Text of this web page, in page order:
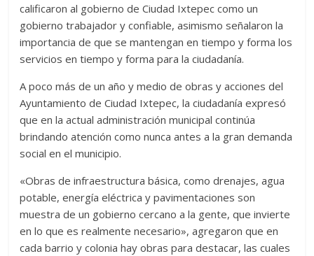
calificaron al gobierno de Ciudad Ixtepec como un
gobierno trabajador y confiable, asimismo señalaron la
importancia de que se mantengan en tiempo y forma los
servicios en tiempo y forma para la ciudadanía.
A poco más de un año y medio de obras y acciones del
Ayuntamiento de Ciudad Ixtepec, la ciudadanía expresó
que en la actual administración municipal continúa
brindando atención como nunca antes a la gran demanda
social en el municipio.
«Obras de infraestructura básica, como drenajes, agua
potable, energía eléctrica y pavimentaciones son
muestra de un gobierno cercano a la gente, que invierte
en lo que es realmente necesario», agregaron que en
cada barrio y colonia hay obras para destacar, las cuales